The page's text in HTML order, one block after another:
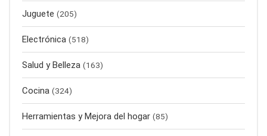
Juguete (205)
Electrónica (518)
Salud y Belleza (163)
Cocina (324)
Herramientas y Mejora del hogar (85)